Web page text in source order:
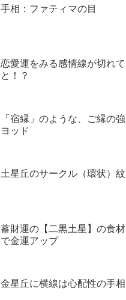
手相：ファティマの目
恋愛運をみる感情線が切れ
と！？
「宿縁」のような、ご縁の強
ヨッド
土星丘のサークル（環状）紋
蓄財運の【二黒土星】の食
で金運アップ
金星丘に横線は心配性の手相